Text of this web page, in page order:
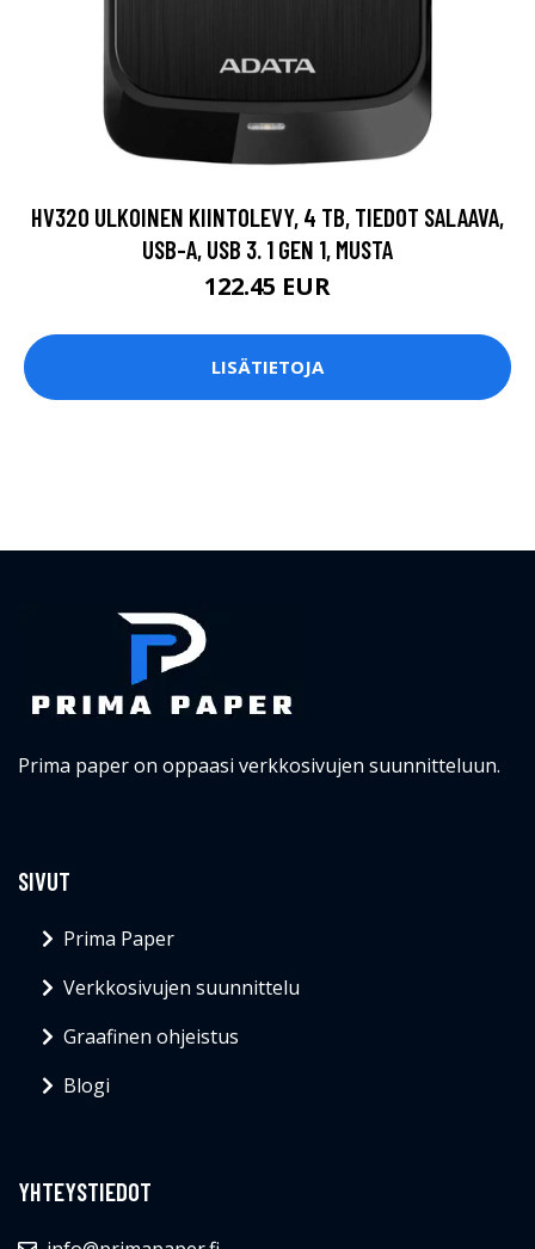
HV320 ULKOINEN KIINTOLEVY, 4 TB, TIEDOT SALAAVA,
USB-A, USB 3. 1 GEN 1, MUSTA
122.45 EUR
LISÄTIETOJA
Prima paper on oppaasi verkkosivujen suunnitteluun.
SIVUT
Prima Paper
Verkkosivujen suunnittelu
Graafinen ohjeistus
Blogi
YHTEYSTIEDOT